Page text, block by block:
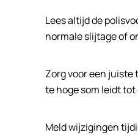
Lees altijd de
normale slijtage of
Zorg voor een juiste
te hoge som leidt
Meld wijzigingen